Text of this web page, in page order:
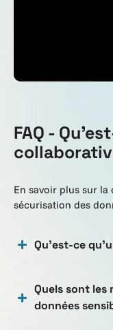
FAQ -
En savoir plus sur
sécurisation des
Qu’est-ce
Quels sont les
données